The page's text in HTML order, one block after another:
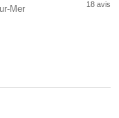
Mer 18 avis